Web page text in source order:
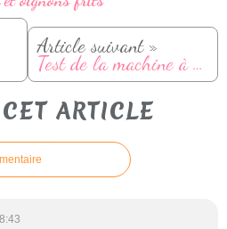
Article suivant »
Test de la machine à pain "Croustina" de Panasonic
ARTICLE